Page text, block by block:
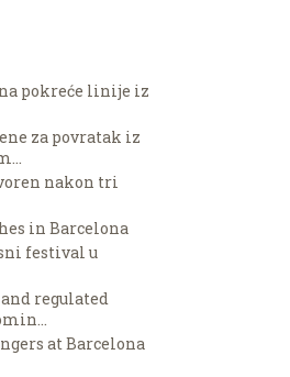
pokreće linije iz
za povratak iz
nakon tri
in Barcelona
festival u
regulated
at Barcelona